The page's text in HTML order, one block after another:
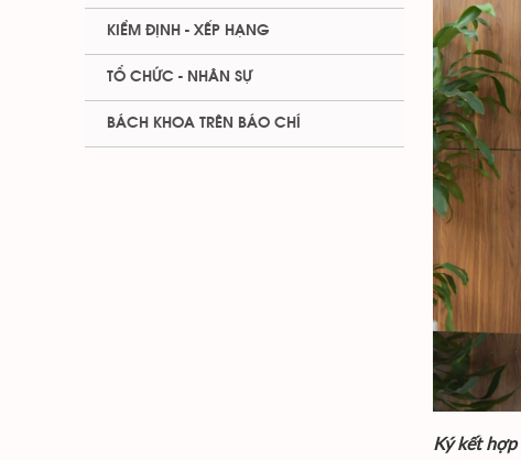
Ký kết
KIỂM ĐỊNH - XẾP HẠNG
TỔ CHỨC - NHÂN SỰ
BÁCH KHOA TRÊN BÁO CHÍ